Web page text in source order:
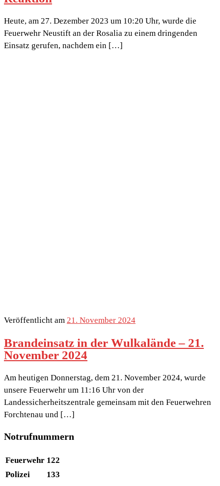
Heute, am 27. Dezember 2023 um 10:20 Uhr, wurde die
Feuerwehr Neustift an der Rosalia zu einem dringenden
Einsatz gerufen, nachdem ein […]
Veröffentlicht am 21. November 2024
Brandeinsatz in der Wulkalände – 21.
November 2024
Am heutigen Donnerstag, dem 21. November 2024, wurde
unsere Feuerwehr um 11:16 Uhr von der
Landessicherheitszentrale gemeinsam mit den Feuerwehren
Forchtenau und […]
Notrufnummern
Feuerwehr 122
Polizei
133